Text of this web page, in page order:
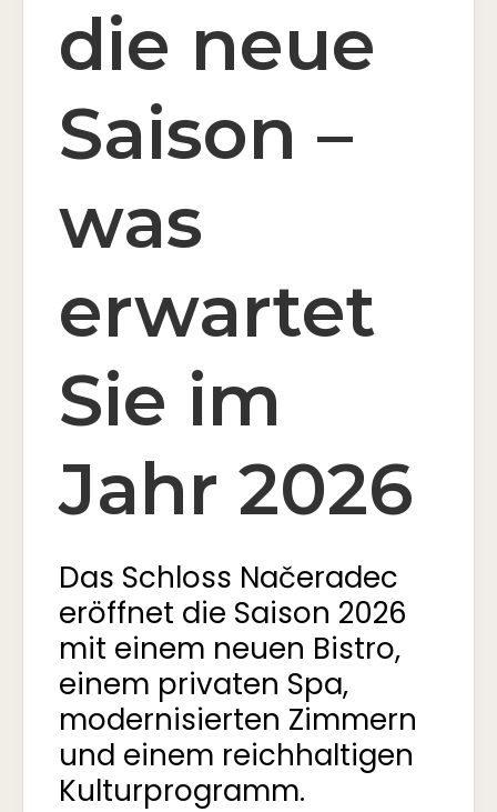
Gutscheine
die neue
Saison –
was
erwartet
Sie im
Jahr 2026
Das Schloss Načeradec
eröffnet die Saison 2026
mit einem neuen Bistro,
einem privaten Spa,
modernisierten Zimmern
und einem reichhaltigen
Kulturprogramm.